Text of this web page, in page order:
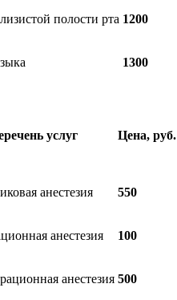
полости рта 1200
1300
услуг Цена, руб.
анестезия 550
анестезия 100
анестезия 500